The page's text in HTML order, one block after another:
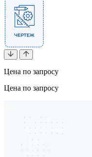
Цена по запросу
Цена по запросу